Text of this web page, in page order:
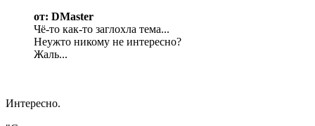
от: DMaster
Чё-то как-то заглохла тема...
Неужто никому не интересно?
Жаль...
Интересно.